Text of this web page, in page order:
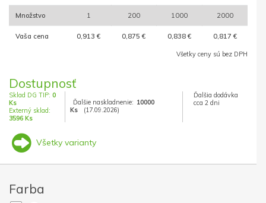
Množstvo 1 200 1000 2000
Vaša cena 0,913 € 0,875 € 0,838 € 0,817 €
Všetky ceny sú bez DPH
Dostupnosť
Sklad DG TIP: 0
Ks
Externý sklad:
3596 Ks
Ďalšie naskladnenie: 10000
Ks
(17.09.2026)
Ďalšia dodávka
cca 2 dni
Všetky varianty
Farba